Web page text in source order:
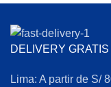
DELIVERY GRATIS
Lima: A partir de S/